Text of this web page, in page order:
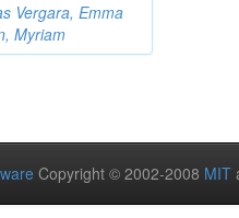
Vergara, Emma
Myriam
Copyright © 2002-2008 MIT